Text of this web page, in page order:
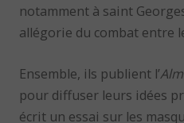
notamment à saint
allégorie du combat entre
Ensemble, ils publient l’
pour diffuser leurs idées
écrit un essai sur les